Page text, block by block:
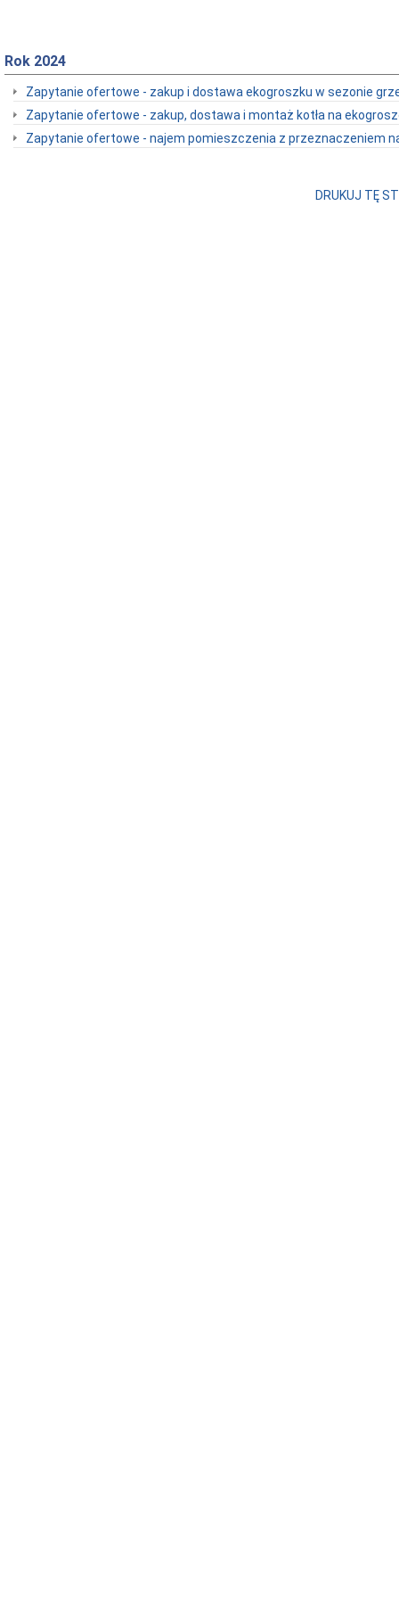
Rok 2024
Zapytanie ofertowe - zakup i dostawa ekogroszku w sezonie
Zapytanie ofertowe - zakup, dostawa i montaż kotła na
Zapytanie ofertowe - najem pomieszczenia z przeznaczeniem
DRUKUJ TĘ